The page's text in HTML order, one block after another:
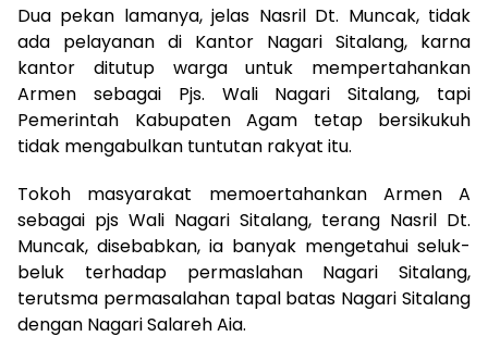
Dua pekan lamanya, jelas Nasril Dt. Muncak, tidak
ada pelayanan di Kantor Nagari Sitalang, karna
kantor ditutup warga untuk mempertahankan
Armen sebagai Pjs. Wali Nagari Sitalang, tapi
Pemerintah Kabupaten Agam tetap bersikukuh
tidak mengabulkan tuntutan rakyat itu.
Tokoh masyarakat memoertahankan Armen A
sebagai pjs Wali Nagari Sitalang, terang Nasril Dt.
Muncak, disebabkan, ia banyak mengetahui seluk-
beluk terhadap permaslahan Nagari Sitalang,
terutsma permasalahan tapal batas Nagari Sitalang
dengan Nagari Salareh Aia.